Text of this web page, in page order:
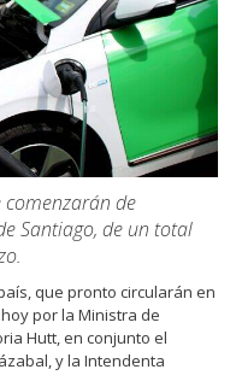
de
Santiago, de un total
que pronto circularán en
por la Ministra de
Hutt, en conjunto el
y la Intendenta